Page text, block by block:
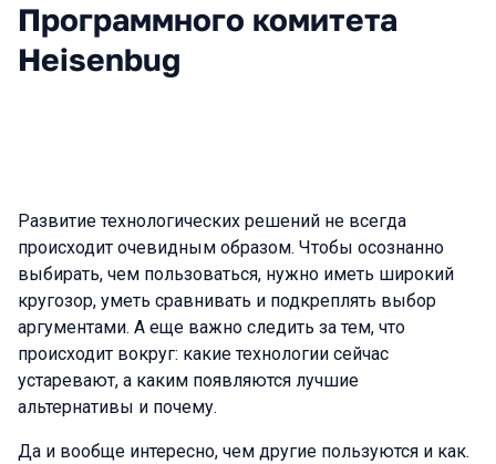
Программного комитета
Heisenbug
Развитие технологических решений не всегда
происходит очевидным образом. Чтобы осознанно
выбирать, чем пользоваться, нужно иметь широкий
кругозор, уметь сравнивать и подкреплять выбор
аргументами. А еще важно следить за тем, что
происходит вокруг: какие технологии сейчас
устаревают, а каким появляются лучшие
альтернативы и почему.
Да и вообще интересно, чем другие пользуются и как.